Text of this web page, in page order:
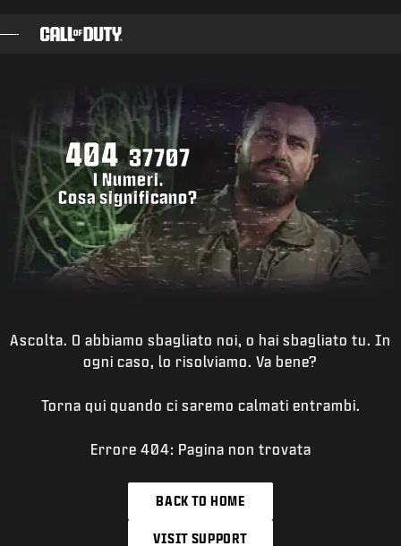
NEGOZIO
ESPORTS
ASSISTENZA
ACCEDI|REGISTRATI
404 37707
I Numeri.
Cosa significano?
Ascolta. O abbiamo sbagliato noi, o hai sbagliato tu. In
ogni caso, lo risolviamo. Va bene?
Torna qui quando ci saremo calmati entrambi.
Errore 404: Pagina non trovata
BACK TO HOME
VISIT SUPPORT